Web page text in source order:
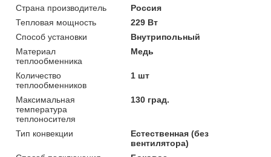
Страна производитель
Россия
Тепловая мощность
229 Вт
Способ установки
Внутрипольный
Материал
теплообменника
Медь
Количество
теплообменников
1 шт
Максимальная
температура
теплоносителя
130 град.
Тип конвекции
Естественная (без
вентилятора)